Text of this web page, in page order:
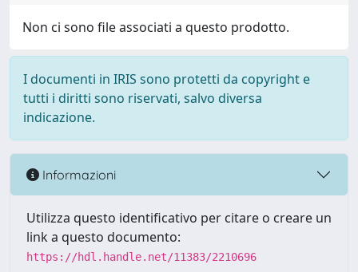
Non ci sono file associati a questo prodotto.
I documenti in IRIS sono protetti da copyright e
tutti i diritti sono riservati, salvo diversa
indicazione.
Informazioni
Utilizza questo identificativo per citare o creare un
link a questo documento:
https://hdl.handle.net/11383/2210696